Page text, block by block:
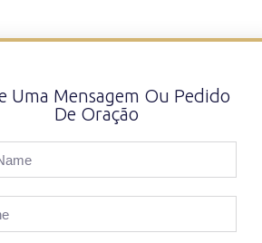
Uma Mensagem Ou Pedido
De Oração